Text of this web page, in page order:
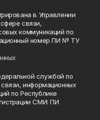
в Управлении
связи,
коммуникаций по
номер ПИ № ТУ
службой по
информационных
по Республике
СМИ: ПИ